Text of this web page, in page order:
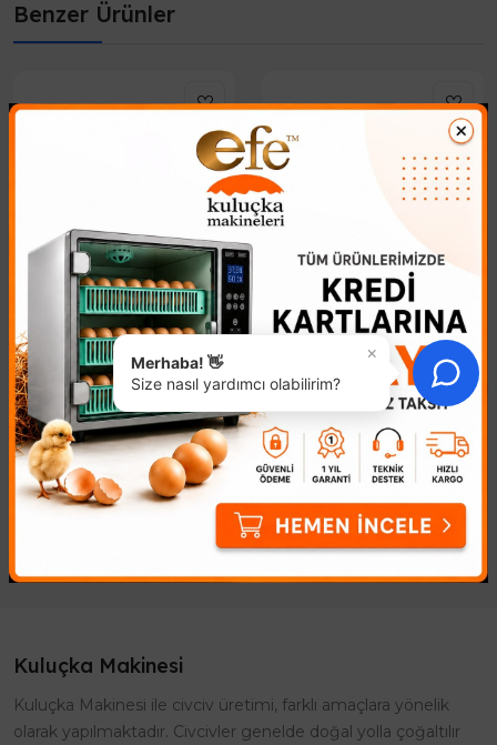
Benzer Ürünler
Kuluçka Buhar Makinesi
1.574,29₺
Kuluçka Buhar Makinesi nem
üretmek için kullanılır. Kuluçka
makinelerinin içinde veya
harici olarak kullanılır. Genelde
Kuluçka Buhar Makine..
Nem Nozülü Adaptörü
312,47₺
24V 850mA Nem Nozülü
Adaptörü ile Kesintisiz
NemlendirmeKuluçka
makineleri ve sisleme
sistemlerinizin ihtiyaç
Kuluçka Makinesi
Kuluçka Makinesi ile civciv üretimi, farklı amaçlara yönelik
olarak yapılmaktadır. Civcivler genelde doğal yolla çoğaltılır
×
Merhaba! 👋
Size nasıl yardımcı olabilirim?